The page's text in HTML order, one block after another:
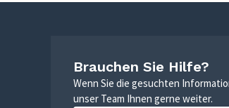
Brauchen Sie Hilfe?
Wenn Sie die gesuchten
unser Team Ihnen gerne weiter.